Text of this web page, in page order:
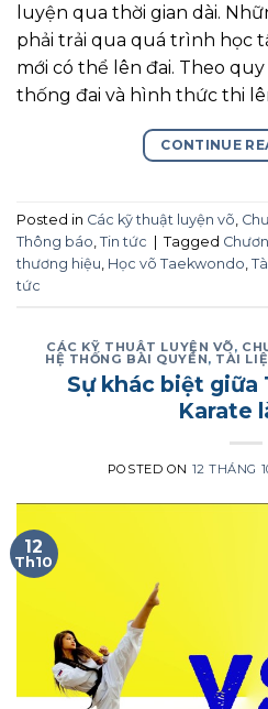
luyện qua thời gian dài.
phải trải qua quá trình học
mới có thể lên đai. Theo
thống đai và hình thức thi
CONTINUE
Posted in Các kỹ thuật luyện võ,
Thông báo, Tin tức Tagged
thương hiệu, Học võ Taekwondo,
tức
CÁC KỸ THUẬT LUYỆN VÕ,
HỆ THỐNG BÀI QUYỀN, TÀI
Sự khác biệt giữa
Karate
POSTED ON 12 THÁNG
12
Th10